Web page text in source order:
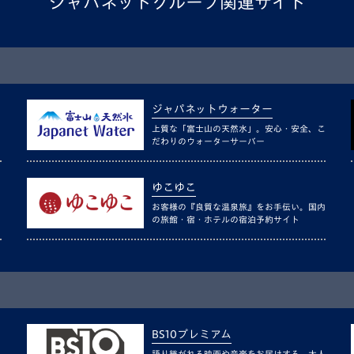
ジャパネットウォーター
上質な「富士山の天然水」。安心・安全、こ
だわりのウォーターサーバー
ゆこゆこ
お客様の『良質な温泉旅』をお手伝い。国内
の旅館・宿・ホテルの宿泊予約サイト
BS10プレミアム